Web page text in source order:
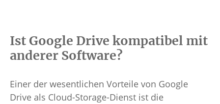
Ist Google Drive kompatibel mit
anderer Software?
Einer der wesentlichen Vorteile von Google
Drive als Cloud-Storage-Dienst ist die